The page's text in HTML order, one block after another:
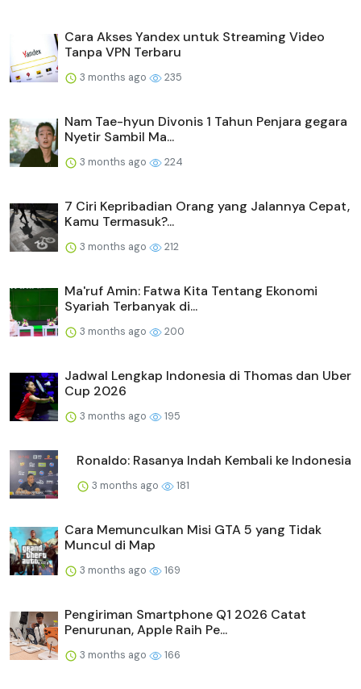
Cara Akses Yandex untuk Streaming Video
Tanpa VPN Terbaru
3 months ago 235
Nam Tae-hyun Divonis 1 Tahun Penjara gegara
Nyetir Sambil Ma...
3 months ago 224
7 Ciri Kepribadian Orang yang Jalannya Cepat,
Kamu Termasuk?...
3 months ago 212
Ma'ruf Amin: Fatwa Kita Tentang Ekonomi
Syariah Terbanyak di...
3 months ago 200
Jadwal Lengkap Indonesia di Thomas dan Uber
Cup 2026
3 months ago 195
Ronaldo: Rasanya Indah Kembali ke Indonesia
3 months ago 181
Cara Memunculkan Misi GTA 5 yang Tidak
Muncul di Map
3 months ago 169
Pengiriman Smartphone Q1 2026 Catat
Penurunan, Apple Raih Pe...
3 months ago 166